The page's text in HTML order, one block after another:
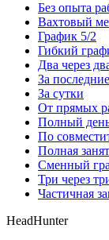
Без опыта
Вахтовый
График 5/2
Гибкий
Два через
За
За сутки
От прямых
Полный
По
Полная
Сменный
Три через
Частичная
HeadHunter